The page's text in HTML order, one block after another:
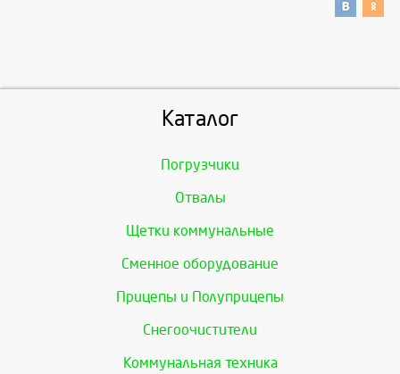
Каталог
Погрузчики
Отвалы
Щетки коммунальные
Сменное оборудование
Прицепы и Полуприцепы
Снегоочистители
Коммунальная техника